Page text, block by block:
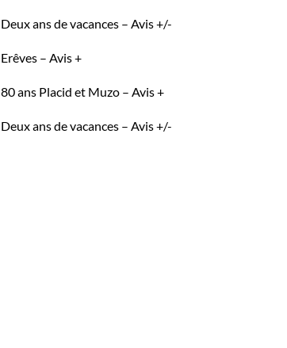
Deux ans de vacances – Avis +/-
Erêves – Avis +
80 ans Placid et Muzo – Avis +
Deux ans de vacances – Avis +/-